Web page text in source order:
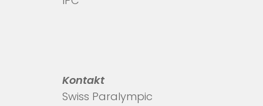
Kontakt
Swiss Paralympic